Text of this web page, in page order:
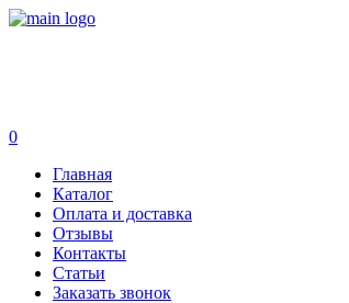
0
Главная
Каталог
Оплата и доставка
Отзывы
Контакты
Статьи
Заказать звонок